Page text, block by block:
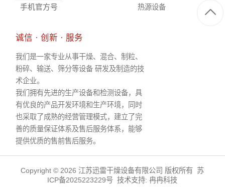
手机官方号
热源设备
诚信 · 创新 · 服务
我们是一家专业从事干燥、混合、制粒、
粉碎、输送、筛分等设备 研发及制造的技
术企业。
我们拥有先进的生产设备和检测设备，具
有优良的产品开发环境和生产环境，同时
也采取了成熟的经营管理模式，建立了完
善的质量保证体系及售后服务体系，能够
提供优质的售前售后服务。
Copyright © 2026 江苏迅雷干燥设备有限公司 版权所有 苏
ICP备2025223229号 技术支持:冉冉科技